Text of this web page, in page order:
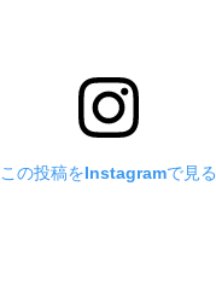
この投稿をInstagramで見る